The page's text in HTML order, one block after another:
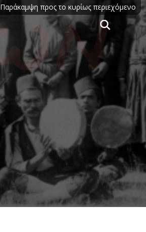
Παράκαμψη προς το κυρίως περιεχόμενο